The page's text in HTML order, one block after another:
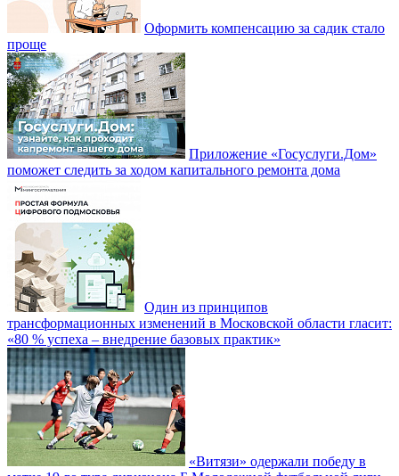
Оформить компенсацию за садик стало
проще
Приложение «Госуслуги.Дом»
поможет следить за ходом капитального ремонта дома
Один из принципов
трансформационных изменений в Московской области гласит:
«80 % успеха – внедрение базовых практик»
«Витязи» одержали победу в